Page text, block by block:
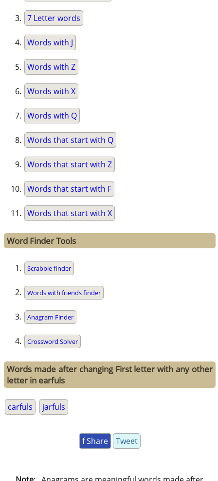
7 Letter words
Words with J
Words with Z
Words with X
Words with Q
Words that start with Q
Words that start with Z
Words that start with F
Words that start with X
Word Finder Tools
Scrabble finder
Words with friends finder
Anagram Finder
Crossword Solver
Words made after changing First letter with any other
letter in earfuls
carfuls jarfuls
f Share Tweet